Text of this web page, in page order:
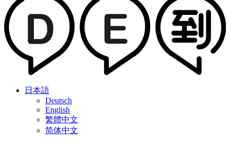
日本語
Deutsch
English
繁體中文
简体中文